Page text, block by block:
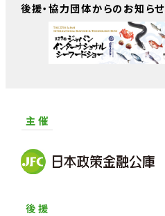
後援・協力団体からのお知らせ
主 催
後 援